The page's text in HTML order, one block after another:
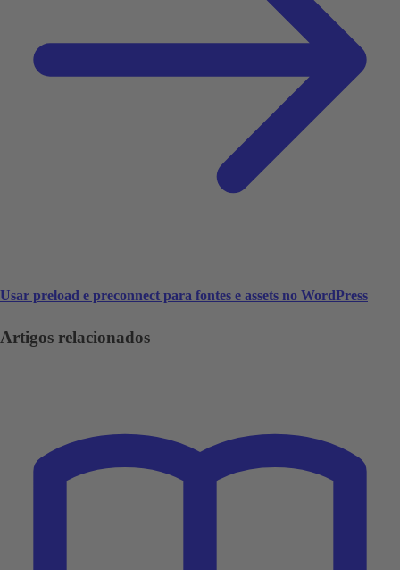
Usar preload e preconnect para fontes e assets no WordPress
Artigos relacionados